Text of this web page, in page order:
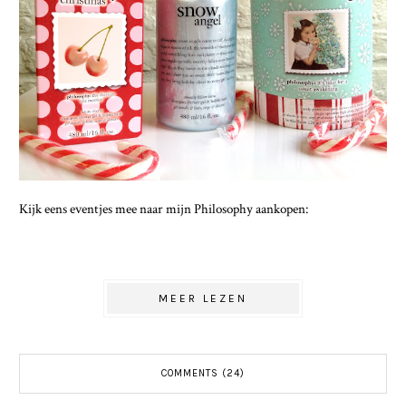
Kijk eens eventjes mee naar mijn Philosophy aankopen:
MEER LEZEN
COMMENTS (24)